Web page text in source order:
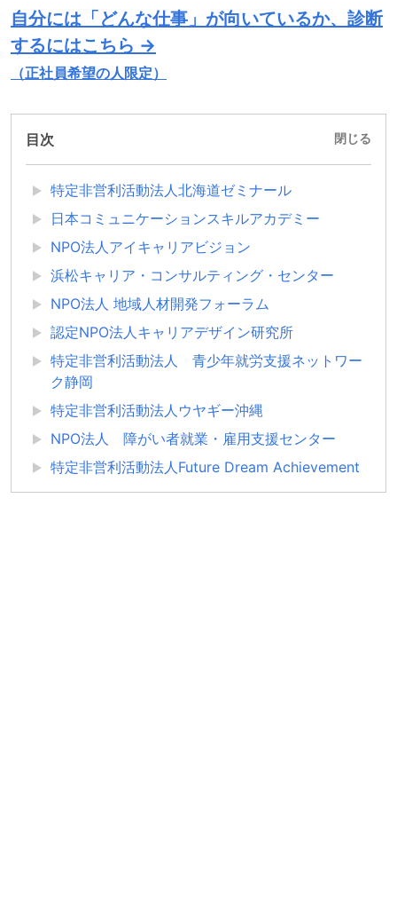
自分には「どんな仕事」が向いているか、診断
するにはこちら →
（正社員希望の人限定）
目次 閉じる
特定非営利活動法人北海道ゼミナール
日本コミュニケーションスキルアカデミー
NPO法人アイキャリアビジョン
浜松キャリア・コンサルティング・センター
NPO法人 地域人材開発フォーラム
認定NPO法人キャリアデザイン研究所
特定非営利活動法人 青少年就労支援ネットワー
ク静岡
特定非営利活動法人ウヤギー沖縄
NPO法人 障がい者就業・雇用支援センター
特定非営利活動法人Future Dream Achievement